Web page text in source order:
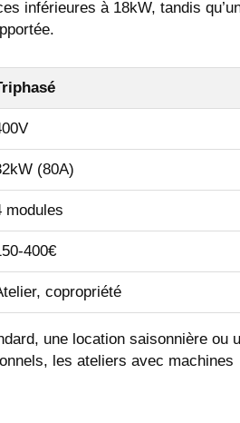
inférieures à 18kW, tandis
(80A)
modules
400€
copropriété
une location saisonnière ou
les ateliers avec machines